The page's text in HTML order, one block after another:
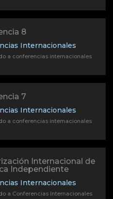
8
Internacionales
a conferencias internacionales
7
Internacionales
a conferencias internacionales
Internacional de
Independiente
Internacionales
a Conferencias Internacionales